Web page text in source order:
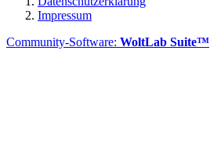
Impressum
Community-Software: WoltLab Suite™